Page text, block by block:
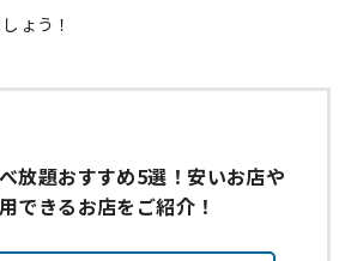
ょう！
放題おすすめ5選！安いお店や
できるお店をご紹介！